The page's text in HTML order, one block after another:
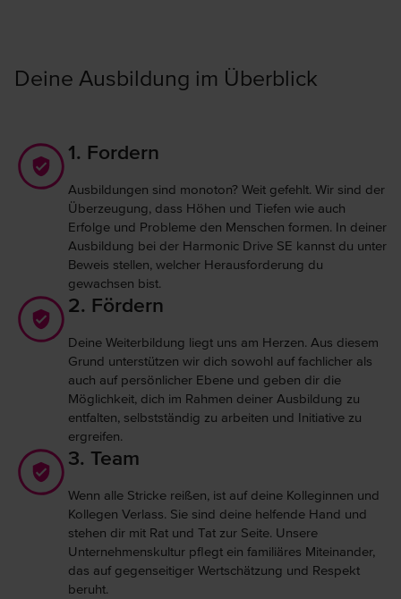
Deine Ausbildung im Überblick
1. Fordern
Ausbildungen sind monoton? Weit gefehlt. Wir sind der
Überzeugung, dass Höhen und Tiefen wie auch
Erfolge und Probleme den Menschen formen. In deiner
Ausbildung bei der Harmonic Drive SE kannst du unter
Beweis stellen, welcher Herausforderung du
gewachsen bist.
2. Fördern
Deine Weiterbildung liegt uns am Herzen. Aus diesem
Grund unterstützen wir dich sowohl auf fachlicher als
auch auf persönlicher Ebene und geben dir die
Möglichkeit, dich im Rahmen deiner Ausbildung zu
entfalten, selbstständig zu arbeiten und Initiative zu
ergreifen.
3. Team
Wenn alle Stricke reißen, ist auf deine Kolleginnen und
Kollegen Verlass. Sie sind deine helfende Hand und
stehen dir mit Rat und Tat zur Seite. Unsere
Unternehmenskultur pflegt ein familiäres Miteinander,
das auf gegenseitiger Wertschätzung und Respekt
beruht.